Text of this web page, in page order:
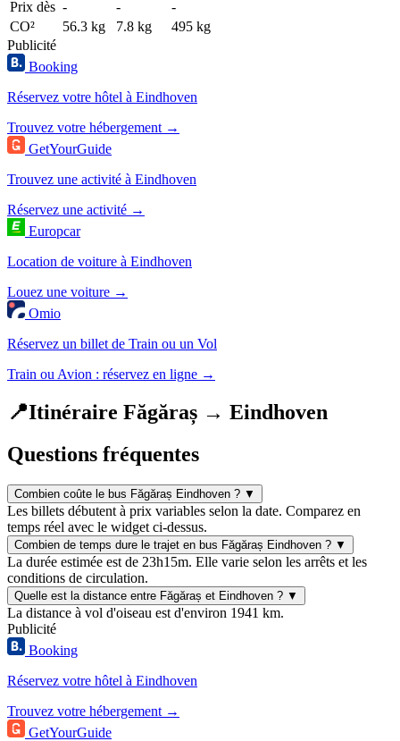
Prix dès - -
-
CO²
56.3 kg 7.8 kg
495 kg
Publicité
Booking
Réservez votre hôtel à Eindhoven
Trouvez votre hébergement →
GetYourGuide
Trouvez une activité à Eindhoven
Réservez une activité →
Europcar
Location de voiture à Eindhoven
Louez une voiture →
Omio
Réservez un billet de Train ou un Vol
Train ou Avion : réservez en ligne →
📍Itinéraire Făgăraș → Eindhoven
Questions fréquentes
Combien coûte le bus Făgăraș Eindhoven ? ▼
Les billets débutent à prix variables selon la date. Comparez en
temps réel avec le widget ci-dessus.
Combien de temps dure le trajet en bus Făgăraș Eindhoven ? ▼
La durée estimée est de 23h15m. Elle varie selon les arrêts et les
conditions de circulation.
Quelle est la distance entre Făgăraș et Eindhoven ? ▼
La distance à vol d'oiseau est d'environ 1941 km.
Publicité
Booking
Réservez votre hôtel à Eindhoven
Trouvez votre hébergement →
GetYourGuide